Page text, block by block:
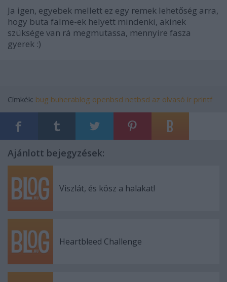
Ja igen, egyebek mellett ez egy remek lehetőség arra,
hogy buta falme-ek helyett mindenki, akinek
szüksége van rá megmutassa, mennyire fasza
gyerek :)
Címkék: bug buherablog openbsd netbsd az olvasó ír printf
Ajánlott bejegyzések:
Viszlát, és kösz a halakat!
Heartbleed Challenge